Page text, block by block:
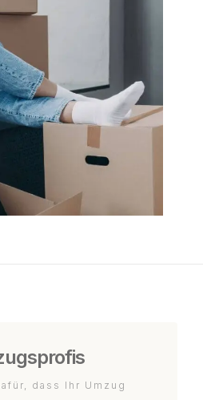
dass Ihr Umzug